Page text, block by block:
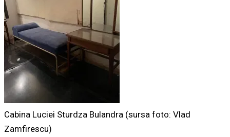
Cabina Luciei Sturdza Bulandra (sursa foto: Vlad
Zamfirescu)